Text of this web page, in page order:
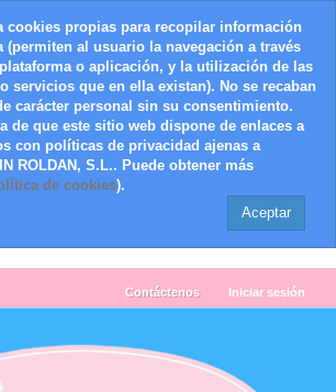
cookies propias para recopilar información
al usuario la navegación a través
o aplicación, y la utilización de las
servicios que en ella existan). No se recaban
carácter personal sin su consentimiento.
de que este sitio web dispone de enlaces a
con políticas de privacidad ajenas a
ROLDAN, S.L.. Puede obtener más
de cookies).
Aceptar
Iniciar sesión
Contáctenos